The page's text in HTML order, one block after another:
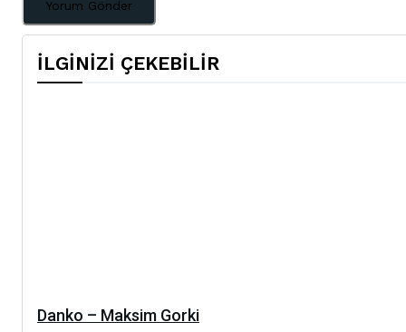
İLGİNİZİ ÇEKEBİLİR
Danko – Maksim Gorki